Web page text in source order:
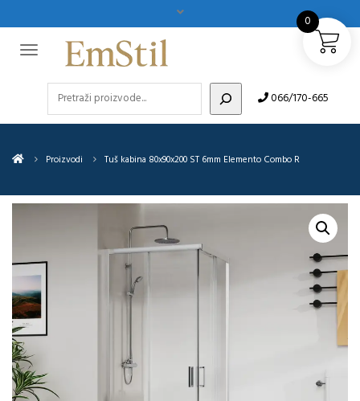
066/170-665
Proizvodi Tuš kabina 80x90x200 ST 6mm Elemento Combo R
0